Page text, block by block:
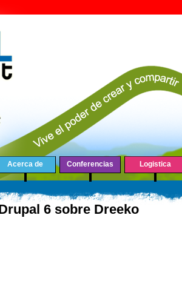
Acerca de Conferencias Logistica
6 sobre Dreeko